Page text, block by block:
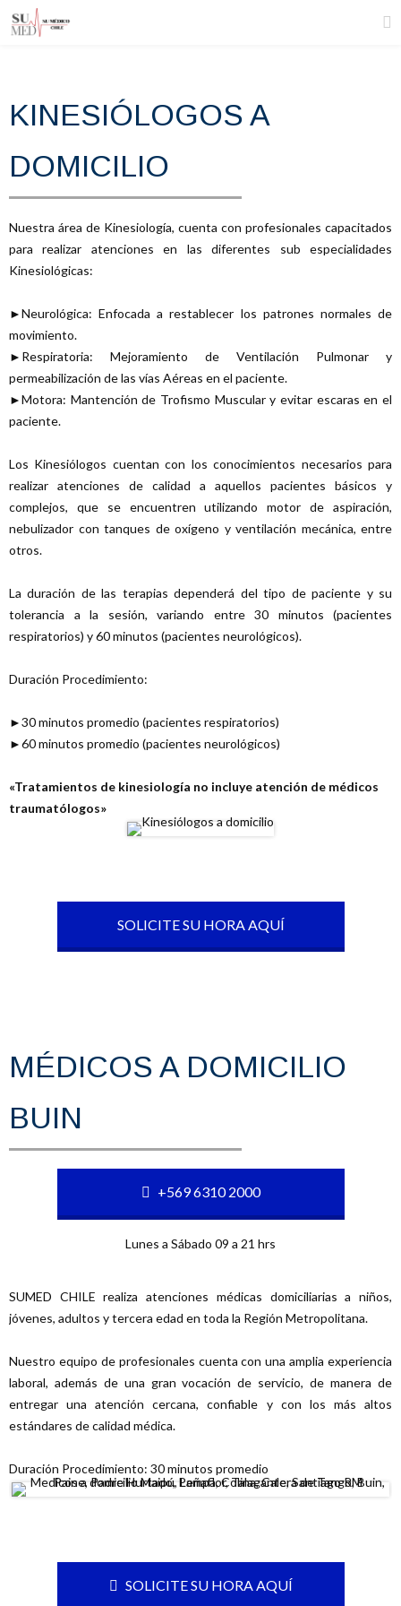
KINESIÓLOGOS A
DOMICILIO
Nuestra área de Kinesiología, cuenta con profesionales capacitados
para realizar atenciones en las diferentes sub especialidades
Kinesiológicas:
►Neurológica: Enfocada a restablecer los patrones normales de
movimiento.
►Respiratoria: Mejoramiento de Ventilación Pulmonar y
permeabilización de las vías Aéreas en el paciente.
►Motora: Mantención de Trofismo Muscular y evitar escaras en el
paciente.
Los Kinesiólogos cuentan con los conocimientos necesarios para
realizar atenciones de calidad a aquellos pacientes básicos y
complejos, que se encuentren utilizando motor de aspiración,
nebulizador con tanques de oxígeno y ventilación mecánica, entre
otros.
La duración de las terapias dependerá del tipo de paciente y su
tolerancia a la sesión, variando entre 30 minutos (pacientes
respiratorios) y 60 minutos (pacientes neurológicos).
Duración Procedimiento:
►30 minutos promedio (pacientes respiratorios)
►60 minutos promedio (pacientes neurológicos)
«Tratamientos de kinesiología no incluye atención de médicos
traumatólogos»
SOLICITE SU HORA AQUÍ
MÉDICOS A DOMICILIO
BUIN
+569 6310 2000
Lunes a Sábado 09 a 21 hrs
SUMED CHILE realiza atenciones médicas domiciliarias a niños,
jóvenes, adultos y tercera edad en toda la Región Metropolitana.
Nuestro equipo de profesionales cuenta con una amplia experiencia
laboral, además de una gran vocación de servicio, de manera de
entregar una atención cercana, confiable y con los más altos
estándares de calidad médica.
Duración Procedimiento: 30 minutos promedio
SOLICITE SU HORA AQUÍ